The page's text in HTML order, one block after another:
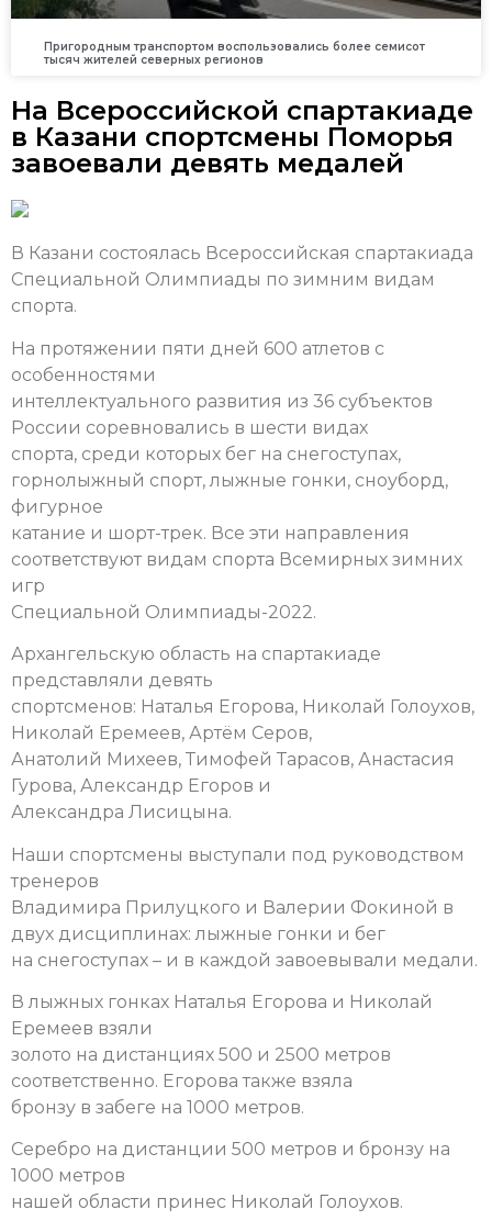
Пригородным транспортом воспользовались более семисот
тысяч жителей северных регионов
На Всероссийской спартакиаде
в Казани спортсмены Поморья
завоевали девять медалей
В Казани состоялась Всероссийская спартакиада
Специальной Олимпиады по зимним видам
спорта.
На протяжении пяти дней 600 атлетов с
особенностями
интеллектуального развития из 36 субъектов
России соревновались в шести видах
спорта, среди которых бег на снегоступах,
горнолыжный спорт, лыжные гонки, сноуборд,
фигурное
катание и шорт-трек. Все эти направления
соответствуют видам спорта Всемирных зимних
игр
Специальной Олимпиады-2022.
Архангельскую область на спартакиаде
представляли девять
спортсменов: Наталья Егорова, Николай Голоухов,
Николай Еремеев, Артём Серов,
Анатолий Михеев, Тимофей Тарасов, Анастасия
Гурова, Александр Егоров и
Александра Лисицына.
Наши спортсмены выступали под руководством
тренеров
Владимира Прилуцкого и Валерии Фокиной в
двух дисциплинах: лыжные гонки и бег
на снегоступах – и в каждой завоевывали медали.
В лыжных гонках Наталья Егорова и Николай
Еремеев взяли
золото на дистанциях 500 и 2500 метров
соответственно. Егорова также взяла
бронзу в забеге на 1000 метров.
Серебро на дистанции 500 метров и бронзу на
1000 метров
нашей области принес Николай Голоухов.